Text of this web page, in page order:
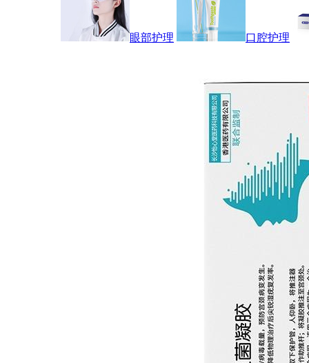
眼部护理 口腔护理